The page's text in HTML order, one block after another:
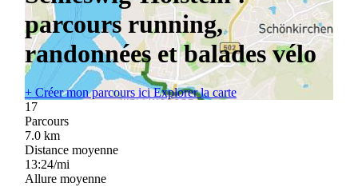
parcours running,
randonnées et balades vélo
+Créer mon parcours iciExplorer la carte
17
Parcours
7.0 km
Distance moyenne
13:24/mi
Allure moyenne